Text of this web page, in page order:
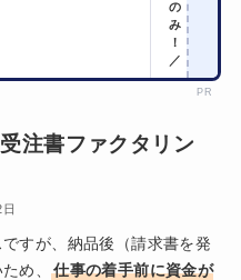
の
み
！
／
PR
注書ファクタリン
すが、納品後（請求書を発
め、仕事の着手前に資金が